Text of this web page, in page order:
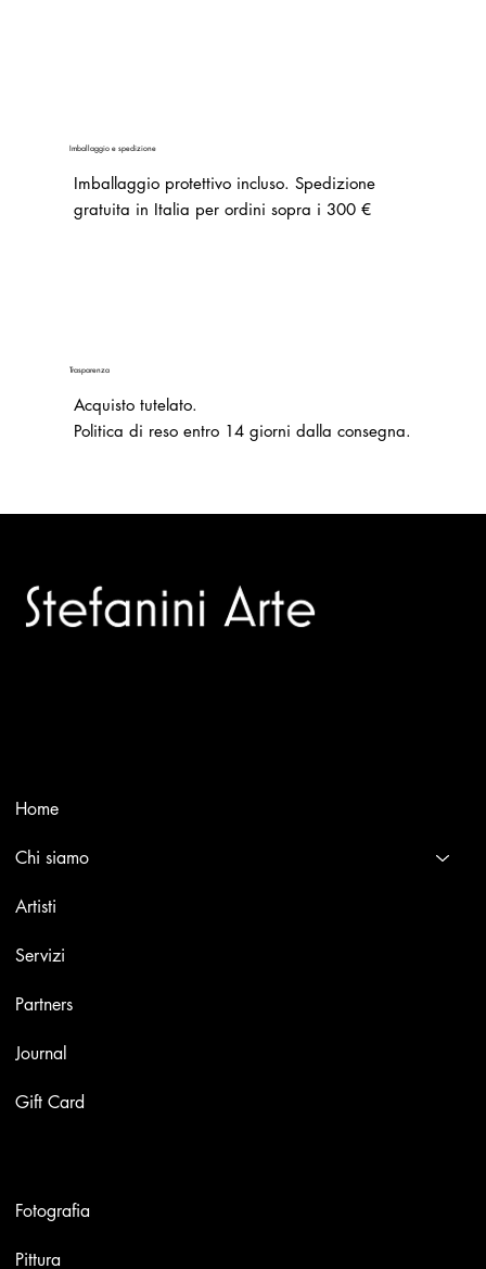
Imballaggio e spedizione
Imballaggio protettivo incluso. Spedizione
gratuita in Italia per ordini sopra i 300 €
Trasparenza
Acquisto tutelato.
Politica di reso entro 14 giorni dalla consegna.
Home
Chi siamo
Artisti
Servizi
Partners
Journal
Gift Card
Fotografia
Pittura